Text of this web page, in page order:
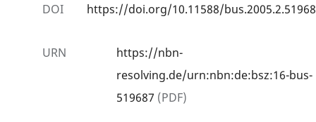
DOI https://doi.org/10.11588/bus.2005.2.51968
URN
https://nbn-
resolving.de/urn:nbn:de:bsz:16-bus-
519687 (PDF)